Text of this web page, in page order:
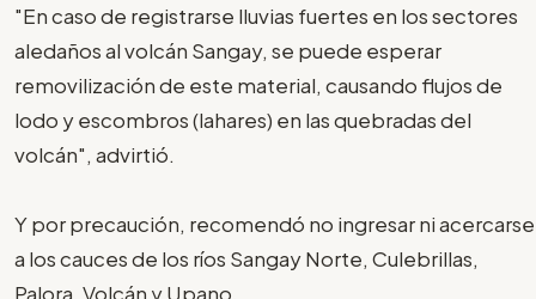
"En caso de registrarse lluvias fuertes en los sectores
aledaños al volcán Sangay, se puede esperar
removilización de este material, causando flujos de
lodo y escombros (lahares) en las quebradas del
volcán", advirtió.
Y por precaución, recomendó no ingresar ni acercarse
a los cauces de los ríos Sangay Norte, Culebrillas,
Palora, Volcán y Upano.